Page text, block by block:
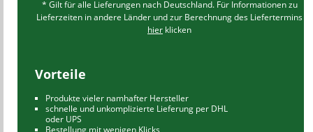
* Gilt für alle Lieferungen nach Deutschland. Für Informationen zu
Lieferzeiten in andere Länder und zur Berechnung des Liefertermins
hier klicken
Vorteile
Produkte vieler namhafter Hersteller
schnelle und unkomplizierte Lieferung per DHL
oder UPS
Bestellung mit wenigen Klicks